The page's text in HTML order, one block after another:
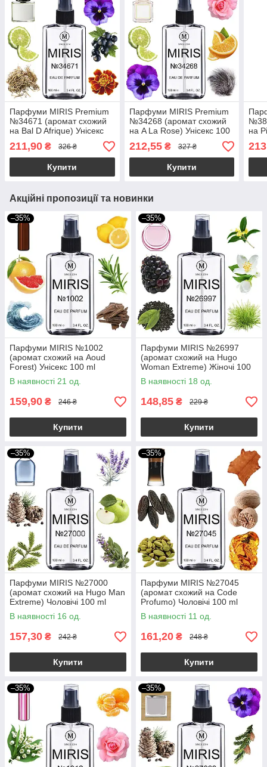
Парфуми MIRIS Premium
№34671 (аромат схожий
на Bal D Afrique) Унісекс
100 ml
211,90 ₴ 326 ₴
Купити
Парфуми MIRIS Premium
№34268 (аромат схожий
на A La Rose) Унісекс 100
ml
212,55₴ 327 ₴
Купити
на
Акційні пропозиції та новинки
–35%
Парфуми MIRIS №1002
(аромат схожий на Aoud
Forest) Унісекс 100 ml
В наявності 21 од.
159,90 ₴ 246 ₴
Купити
–35%
Парфуми MIRIS №26997
(аромат схожий на Hugo
Woman Extreme) Жіночі 100
ml
В наявності 18 од.
148,85 ₴ 229 ₴
Купити
–35%
Парфуми MIRIS №27000
(аромат схожий на Hugo Man
Extreme) Чоловічі 100 ml
В наявності 16 од.
157,30 ₴ 242 ₴
Купити
–35%
Парфуми MIRIS №27045
(аромат схожий на Code
Profumo) Чоловічі 100 ml
В наявності 11 од.
161,20 ₴ 248 ₴
Купити
–35% –35%